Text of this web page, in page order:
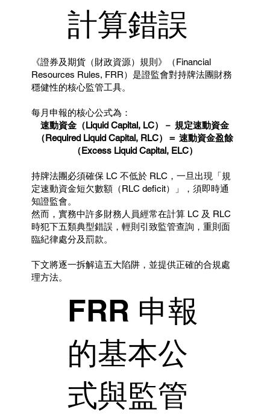
計算錯誤
《證券及期貨（財政資源）規則》（Financial
Resources Rules, FRR）是證監會對持牌法團財務
穩健性的核心監管工具。
每月申報的核心公式為：
速動資金（Liquid Capital, LC）－ 規定速動資金
（Required Liquid Capital, RLC）＝ 速動資金盈餘
（Excess Liquid Capital, ELC）
持牌法團必須確保 LC 不低於 RLC，一旦出現「規
定速動資金短欠數額（RLC deficit）」，須即時通
知證監會。
然而，實務中許多財務人員經常在計算 LC 及 RLC
時犯下五類典型錯誤，輕則引致監管查詢，重則面
臨紀律處分及罰款。
下文將逐一拆解這五大陷阱，並提供正確的合規處
理方法。
FRR 申報
的基本公
式與監管